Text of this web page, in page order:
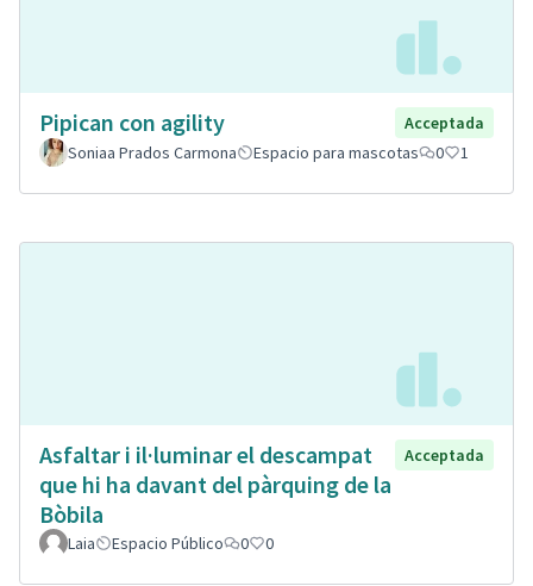
Pipican con agility
Acceptada
Soniaa Prados Carmona
Espacio para mascotas 0 1
Asfaltar i il·luminar el descampat
que hi ha davant del pàrquing de la
Bòbila
Acceptada
Laia Espacio Público 0 0